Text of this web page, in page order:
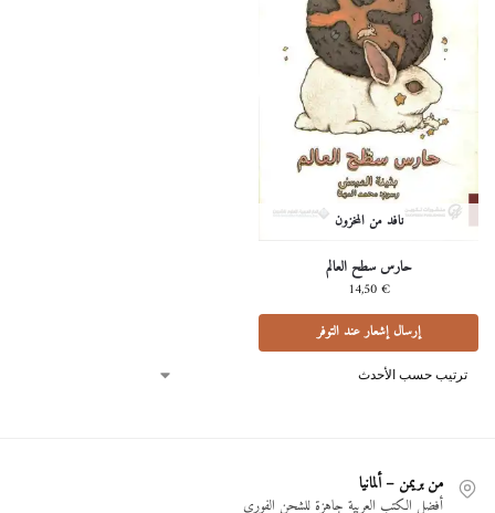
نافد من المخزون
حارس سطح العالم
14,50€
إرسال إشعار عند التوفر
من بريمن – ألمانيا
أفضل الكتب العربية جاهزة للشحن الفوري